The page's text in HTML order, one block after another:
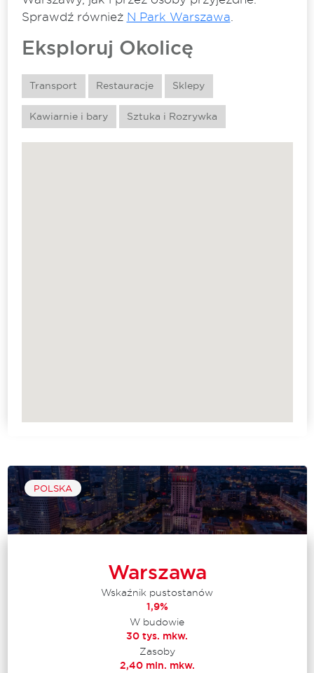
Sprawdź również N Park Warszawa
Eksploruj Okolicę
Transport Restauracje Sklepy
Kawiarnie i bary Sztuka i Rozrywka
POLSKA
Warszawa
Wskaźnik pustostanów
1,9%
W budowie
30 tys. mkw.
Zasoby
2,40 mln. mkw.